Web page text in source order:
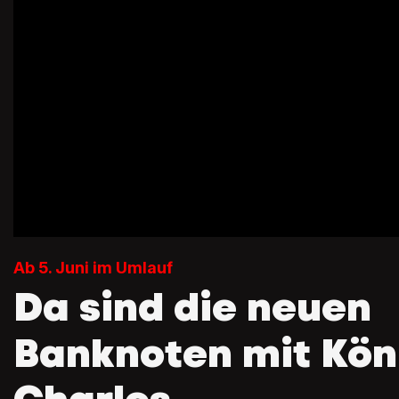
Ab 5. Juni im Umlauf
Da sind die neuen
Banknoten mit